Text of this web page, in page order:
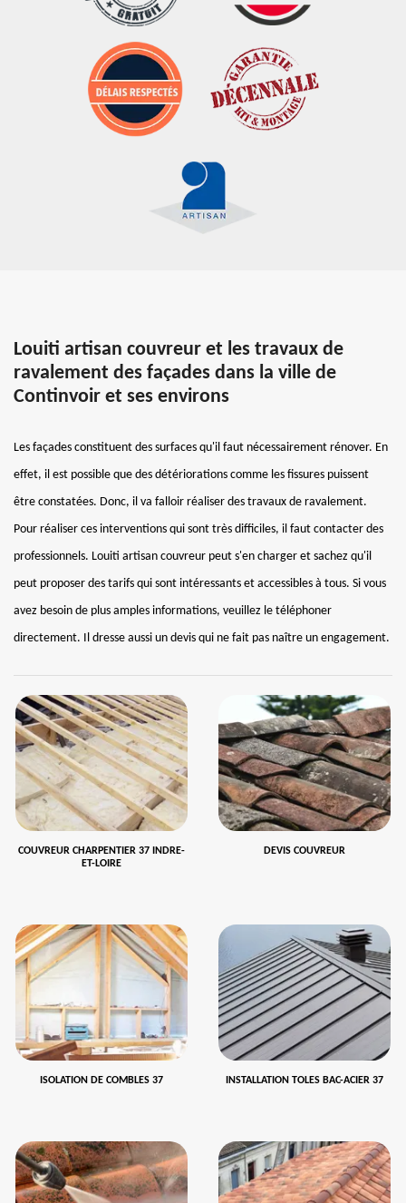
Louiti artisan couvreur et les travaux de
ravalement des façades dans la ville de
Continvoir et ses environs
Les façades constituent des surfaces qu'il faut nécessairement rénover. En
effet, il est possible que des détériorations comme les fissures puissent
être constatées. Donc, il va falloir réaliser des travaux de ravalement.
Pour réaliser ces interventions qui sont très difficiles, il faut contacter des
professionnels. Louiti artisan couvreur peut s'en charger et sachez qu'il
peut proposer des tarifs qui sont intéressants et accessibles à tous. Si vous
avez besoin de plus amples informations, veuillez le téléphoner
directement. Il dresse aussi un devis qui ne fait pas naître un engagement.
COUVREUR CHARPENTIER 37 INDRE-
ET-LOIRE
DEVIS COUVREUR
ISOLATION DE COMBLES 37 INSTALLATION TOLES BAC-ACIER 37